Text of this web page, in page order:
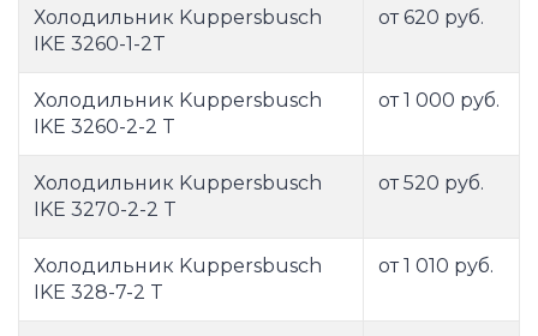
Холодильник Kuppersbusch
IKE 3260-1-2T
от 620 руб.
Холодильник Kuppersbusch
IKE 3260-2-2 T
от 1 000 руб.
Холодильник Kuppersbusch
IKE 3270-2-2 T
от 520 руб.
Холодильник Kuppersbusch
IKE 328-7-2 T
от 1 010 руб.